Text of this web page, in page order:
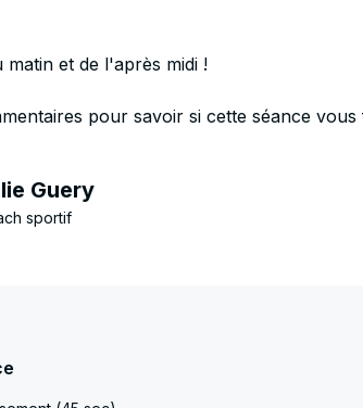
et de l'après midi !
pour savoir si cette séance vous
Guery
sportif